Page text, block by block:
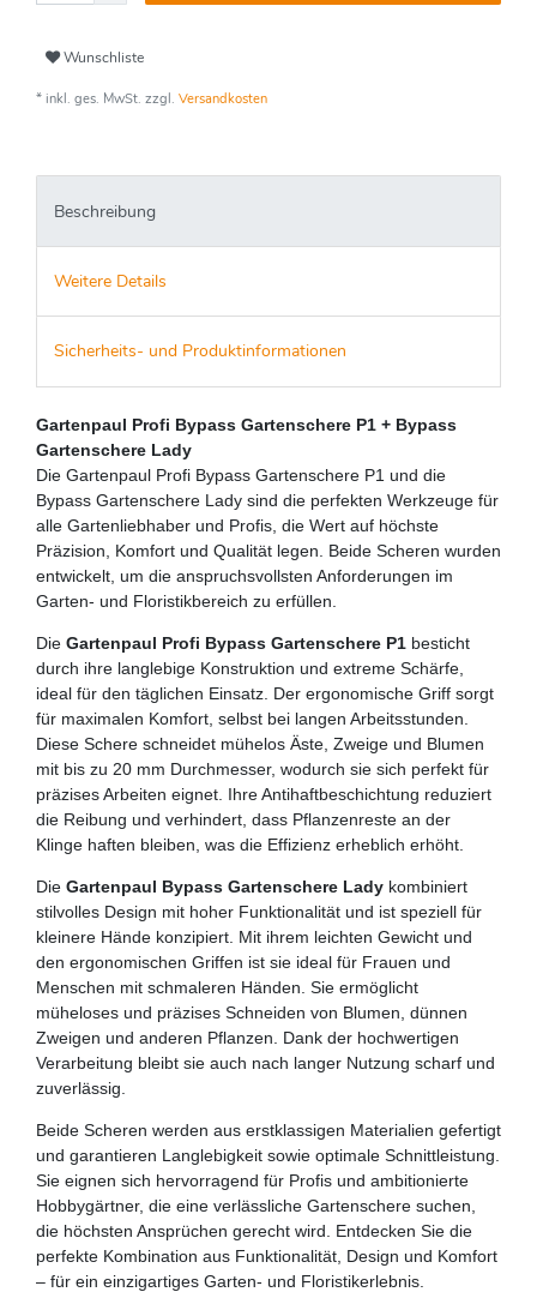
Wunschliste
* inkl. ges. MwSt. zzgl. Versandkosten
Beschreibung
Weitere Details
Sicherheits- und Produktinformationen
Gartenpaul Profi Bypass Gartenschere P1 + Bypass
Gartenschere Lady
Die Gartenpaul Profi Bypass Gartenschere P1 und die
Bypass Gartenschere Lady sind die perfekten Werkzeuge für
alle Gartenliebhaber und Profis, die Wert auf höchste
Präzision, Komfort und Qualität legen. Beide Scheren wurden
entwickelt, um die anspruchsvollsten Anforderungen im
Garten- und Floristikbereich zu erfüllen.
Die Gartenpaul Profi Bypass Gartenschere P1 besticht
durch ihre langlebige Konstruktion und extreme Schärfe,
ideal für den täglichen Einsatz. Der ergonomische Griff sorgt
für maximalen Komfort, selbst bei langen Arbeitsstunden.
Diese Schere schneidet mühelos Äste, Zweige und Blumen
mit bis zu 20 mm Durchmesser, wodurch sie sich perfekt für
präzises Arbeiten eignet. Ihre Antihaftbeschichtung reduziert
die Reibung und verhindert, dass Pflanzenreste an der
Klinge haften bleiben, was die Effizienz erheblich erhöht.
Die Gartenpaul Bypass Gartenschere Lady kombiniert
stilvolles Design mit hoher Funktionalität und ist speziell für
kleinere Hände konzipiert. Mit ihrem leichten Gewicht und
den ergonomischen Griffen ist sie ideal für Frauen und
Menschen mit schmaleren Händen. Sie ermöglicht
müheloses und präzises Schneiden von Blumen, dünnen
Zweigen und anderen Pflanzen. Dank der hochwertigen
Verarbeitung bleibt sie auch nach langer Nutzung scharf und
zuverlässig.
Beide Scheren werden aus erstklassigen Materialien gefertigt
und garantieren Langlebigkeit sowie optimale Schnittleistung.
Sie eignen sich hervorragend für Profis und ambitionierte
Hobbygärtner, die eine verlässliche Gartenschere suchen,
die höchsten Ansprüchen gerecht wird. Entdecken Sie die
perfekte Kombination aus Funktionalität, Design und Komfort
– für ein einzigartiges Garten- und Floristikerlebnis.